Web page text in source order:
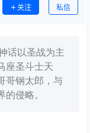
关注 私信
话以圣战为主
座圣斗士天
哥钢太郎，与
侵略。